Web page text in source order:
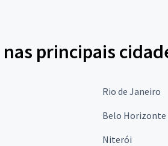
principais
Rio de Janeiro
Belo Horizonte
Niterói